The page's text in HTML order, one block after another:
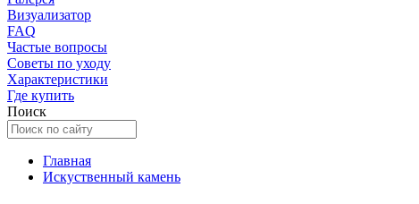
Визуализатор
FAQ
Частые вопросы
Советы по уходу
Характеристики
Где купить
Поиск
Главная
Искуственный камень